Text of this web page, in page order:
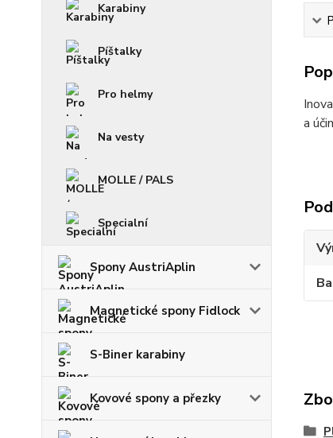
Karabiny
Píštalky
Pro helmy
Na vesty
MOLLE / PALS
Specialní
Spony AustriAplin
Magnetické spony Fidlock
S-Biner karabiny
Kovové spony a přezky
a